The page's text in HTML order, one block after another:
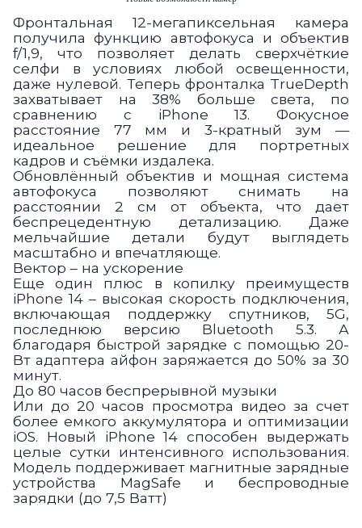
Фронтальная 12-мегапиксельная камера
получила функцию автофокуса и объектив
f/1,9, что позволяет делать сверхчёткие
селфи в условиях любой освещенности,
даже нулевой. Теперь фронталка TrueDepth
захватывает на 38% больше света, по
сравнению с iPhone 13. Фокусное
расстояние 77 мм и 3-кратный зум —
идеальное решение для портретных
кадров и съёмки издалека.
Обновлённый объектив и мощная система
автофокуса позволяют снимать на
расстоянии 2 см от объекта, что дает
беспрецедентную детализацию. Даже
мельчайшие детали будут выглядеть
масштабно и впечатляюще.
Вектор – на ускорение
Еще один плюс в копилку преимуществ
iPhone 14 – высокая скорость подключения,
включающая поддержку спутников, 5G,
последнюю версию Bluetooth 5.3. А
благодаря быстрой зарядке с помощью 20-
Вт адаптера айфон заряжается до 50% за 30
минут.
До 80 часов беспрерывной музыки
Или до 20 часов просмотра видео за счет
более емкого аккумулятора и оптимизации
iOS. Новый iPhone 14 способен выдержать
целые сутки интенсивного использования.
Модель поддерживает магнитные зарядные
устройства MagSafe и беспроводные
зарядки (до 7,5 Ватт)